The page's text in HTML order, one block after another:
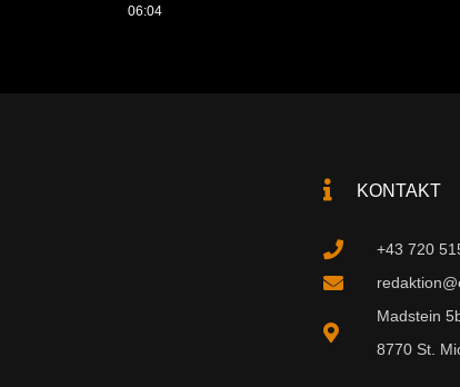
06:04
KONTAKT
+43 720
Madstein
8770 St.